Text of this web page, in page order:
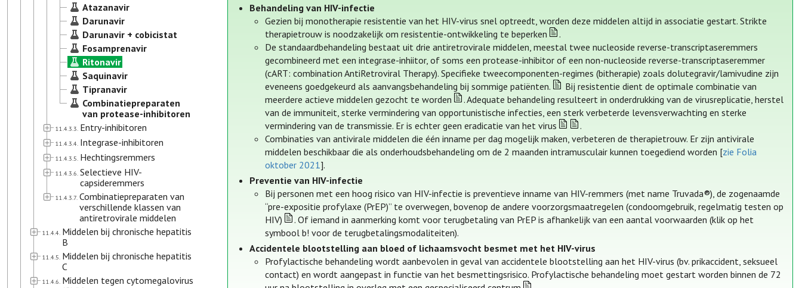
Atazanavir
Darunavir
Darunavir + cobicistat
Fosamprenavir
Ritonavir
Saquinavir
Tipranavir
Combinatiepreparaten
van protease-inhibitoren
11.4.3.3. Entry-inhibitoren
11.4.3.4. Integrase-inhibitoren
11.4.3.5. Hechtingsremmers
11.4.3.6. Selectieve HIV-
capsideremmers
11.4.3.7. Combinatiepreparaten van
verschillende klassen van
antiretrovirale middelen
11.4.4. Middelen bij chronische hepatitis
B
11.4.5. Middelen bij chronische hepatitis
C
11.4.6. Middelen tegen cytomegalovirus
Behandeling van HIV-infectie
Gezien bij monotherapie resistentie van het HIV-virus snel optreedt, worden deze middelen altijd in associatie gestart. Strikte
therapietrouw is noodzakelijk om resistentie-ontwikkeling te beperken
.
De standaardbehandeling bestaat uit drie antiretrovirale middelen, meestal twee nucleoside reverse-transcriptaseremmers
gecombineerd met een integrase-inhiitor, of soms een protease-inhibitor of een non-nucleoside reverse-transcriptaseremmer
(cART: combination AntiRetroviral Therapy). Specifieke tweecomponenten-regimes (bitherapie) zoals dolutegravir/lamivudine zijn
eveneens goedgekeurd als aanvangsbehandeling bij sommige patiënten.
Bij resistentie dient de optimale combinatie van
meerdere actieve middelen gezocht te worden
. Adequate behandeling resulteert in onderdrukking van de virusreplicatie, herstel
van de immuniteit, sterke vermindering van opportunistische infecties, een sterk verbeterde levensverwachting en sterke
vermindering van de transmissie. Er is echter geen eradicatie van het virus
.
Combinaties van antivirale middelen die één inname per dag mogelijk maken, verbeteren de therapietrouw. Er zijn antivirale
middelen beschikbaar die als onderhoudsbehandeling om de 2 maanden intramusculair kunnen toegediend worden [zie Folia
oktober 2021].
Preventie van HIV-infectie
Bij personen met een hoog risico van HIV-infectie is preventieve inname van HIV-remmers (met name Truvada®), de zogenaamde
“pre-expositie profylaxe (PrEP)” te overwegen, bovenop de andere voorzorgsmaatregelen (condoomgebruik, regelmatig testen op
HIV)
. Of iemand in aanmerking komt voor terugbetaling van PrEP is afhankelijk van een aantal voorwaarden (klik op het
symbool b! voor de terugbetalingsmodaliteiten).
Accidentele blootstelling aan bloed of lichaamsvocht besmet met het HIV-virus
Profylactische behandeling wordt aanbevolen in geval van accidentele blootstelling aan het HIV-virus (bv. prikaccident, seksueel
contact) en wordt aangepast in functie van het besmettingsrisico. Profylactische behandeling moet gestart worden binnen de 72